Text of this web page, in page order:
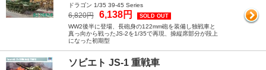
ドラゴン 1/35 39-45 Series
6,820円 6,138円 SOLD OUT
WW2後半に登場、長砲身の122mm砲を装備し独戦車と
真っ向から戦ったJS-2を1/35で再現、操縦席部分が段上
になった初期型
ソビエト JS-1 重戦車